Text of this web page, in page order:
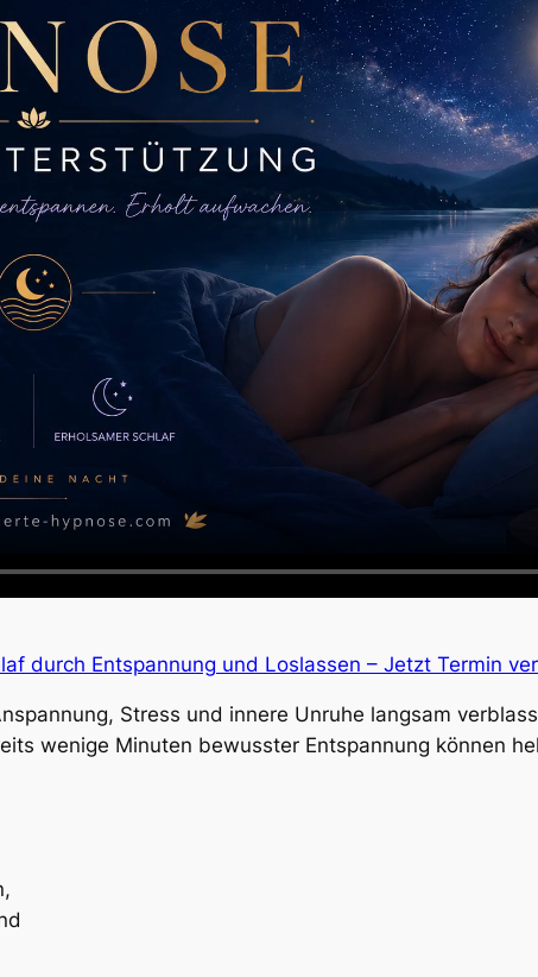
durch Entspannung und Loslassen – Jetzt Termin
Stress und innere Unruhe langsam
wenige Minuten bewusster Entspannung können